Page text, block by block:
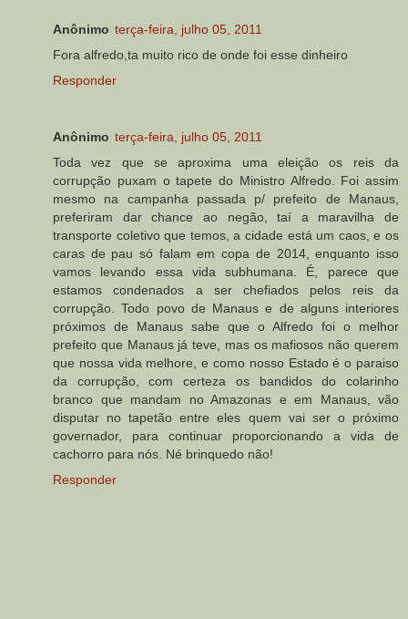
Anônimo terça-feira, julho 05, 2011
Fora alfredo,ta muito rico de onde foi esse dinheiro
Responder
Anônimo terça-feira, julho 05, 2011
Toda vez que se aproxima uma eleição os reis da
corrupção puxam o tapete do Ministro Alfredo. Foi assim
mesmo na campanha passada p/ prefeito de Manaus,
preferiram dar chance ao negão, taí a maravilha de
transporte coletivo que temos, a cidade está um caos, e os
caras de pau só falam em copa de 2014, enquanto isso
vamos levando essa vida subhumana. É, parece que
estamos condenados a ser chefiados pelos reis da
corrupção. Todo povo de Manaus e de alguns interiores
próximos de Manaus sabe que o Alfredo foi o melhor
prefeito que Manaus já teve, mas os mafiosos não querem
que nossa vida melhore, e como nosso Estado é o paraiso
da corrupção, com certeza os bandidos do colarinho
branco que mandam no Amazonas e em Manaus, vão
disputar no tapetão entre eles quem vai ser o próximo
governador, para continuar proporcionando a vida de
cachorro para nós. Né brinquedo não!
Responder